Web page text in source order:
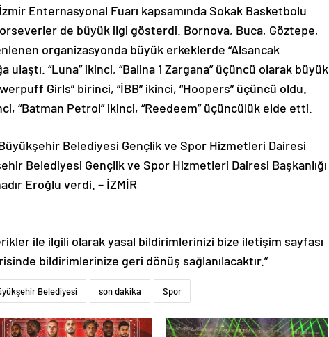
Enternasyonal Fuarı kapsamında Sokak Basketbolu
de büyük ilgi gösterdi. Bornova, Buca, Göztepe,
organizasyonda büyük erkeklerde “Alsancak
ulaştı. “Luna” ikinci, “Balina 1 Zargana” üçüncü olarak büyük
Girls” birinci, “İBB” ikinci, “Hoopers” üçüncü oldu.
“Batman Petrol” ikinci, “Reedeem” üçüncülük elde etti.
Belediyesi Gençlik ve Spor Hizmetleri Dairesi
Belediyesi Gençlik ve Spor Hizmetleri Dairesi Başkanlığı
Eroğlu verdi. – İZMİR
ile ilgili olarak yasal bildirimlerinizi bize iletişim sayfası
bildirimlerinize geri dönüş sağlanılacaktır.”
Belediyesi son dakika Spor